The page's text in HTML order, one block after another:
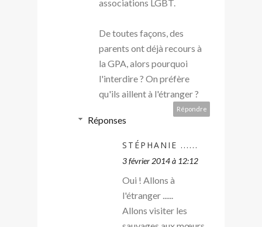
associations LGBT.
De toutes façons, des
parents ont déjà recours à
la GPA, alors pourquoi
l'interdire ? On préfère
qu'ils aillent à l'étranger ?
Répondre
Réponses
STÉPHANIE ......
3 février 2014 à 12:12
Oui ! Allons à
l'étranger ......
Allons visiter les